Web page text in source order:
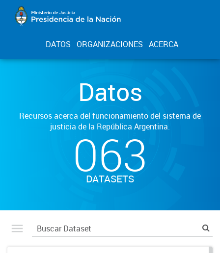
DATOS ORGANIZACIONES ACERCA
Datos
Recursos acerca del funcionamiento del sistema de
justicia de la República Argentina.
063
DATASETS